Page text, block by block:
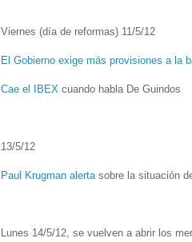
Viernes (día de reformas) 11/5/12
El Gobierno exige más provisiones a la
Cae el IBEX cuando habla De Guindos
13/5/12
Paul Krugman alertasobre la situación
Lunes 14/5/12, se vuelven a abrir los